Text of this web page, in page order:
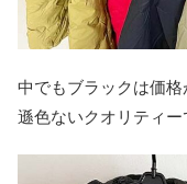
中でもブラックは価
遜色ないクオリティー